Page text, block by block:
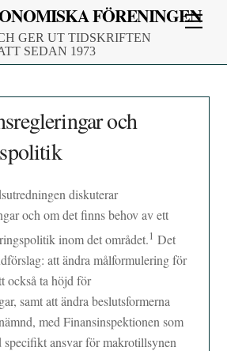
FÖRENINGEN
GER UT TIDSKRIFTEN
SEDAN 1973
och
diskuterar
och om det finns behov av ett
inom det området.1 Det
att ändra målformulering för
också ta höjd för
samt att ändra beslutsformerna
med Finansinspektionen som
ansvar för makrotillsynen